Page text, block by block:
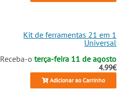
Kit de ferramentas 21 em 1
Universal
Receba-oterça-feira 11 de agosto
4.99€
Adicionar ao Carrinho